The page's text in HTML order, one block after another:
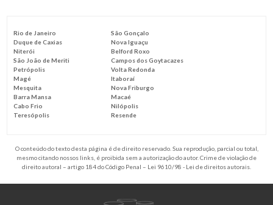
Rio de Janeiro
São Gonçalo
Duque de Caxias
Nova Iguaçu
Niterói
Belford Roxo
São João de Meriti
Campos dos Goytacazes
Petrópolis
Volta Redonda
Magé
Itaboraí
Mesquita
Nova Friburgo
Barra Mansa
Macaé
Cabo Frio
Nilópolis
Teresópolis
Resende
O conteúdo do texto desta página é de direito reservado. Sua reprodução, parcial ou total,
mesmo citando nossos links, é proibida sem a autorização do autor. Crime de violação de
direito autoral – artigo 184 do Código Penal – Lei 9610/98 - Lei de direitos autorais